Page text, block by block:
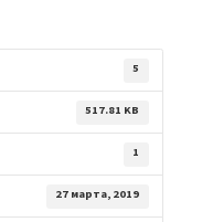
5
517.81 KB
1
27 марта, 2019